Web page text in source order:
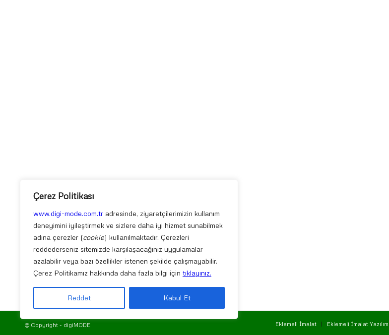
Çerez Politikası
www.digi-mode.com.tr adresinde, ziyaretçilerimizin kullanım
deneyimini iyileştirmek ve sizlere daha iyi hizmet sunabilmek
adına çerezler (cookie) kullanılmaktadır. Çerezleri
reddederseniz sitemizde karşılaşacağınız uygulamalar
azalabilir veya bazı özellikler istenen şekilde çalışmayabilir.
Çerez Politikamız hakkında daha fazla bilgi için tıklayınız.
Reddet Kabul Et
© Copyright - digiMODE Eklemeli İmalat Eklemeli İmalat